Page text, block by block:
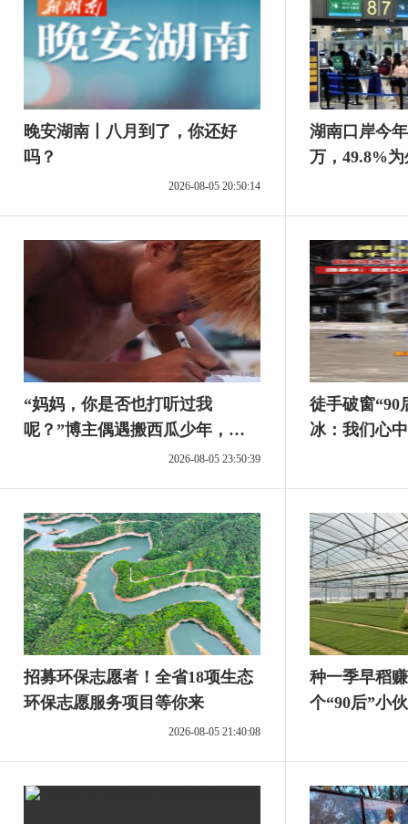
晚安湖南丨八月到了，你还好
吗？
2026-08-05 20:50:14
湖南口岸今
万，49.8%
“妈妈，你是否也打听过我
呢？”博主偶遇搬西瓜少年，花
300元请其中一男孩写作文，网
2026-08-05 23:50:39
徒手破窗“90
冰：我们心
招募环保志愿者！全省18项生态
环保志愿服务项目等你来
2026-08-05 21:40:08
种一季早稻
个“90后”小